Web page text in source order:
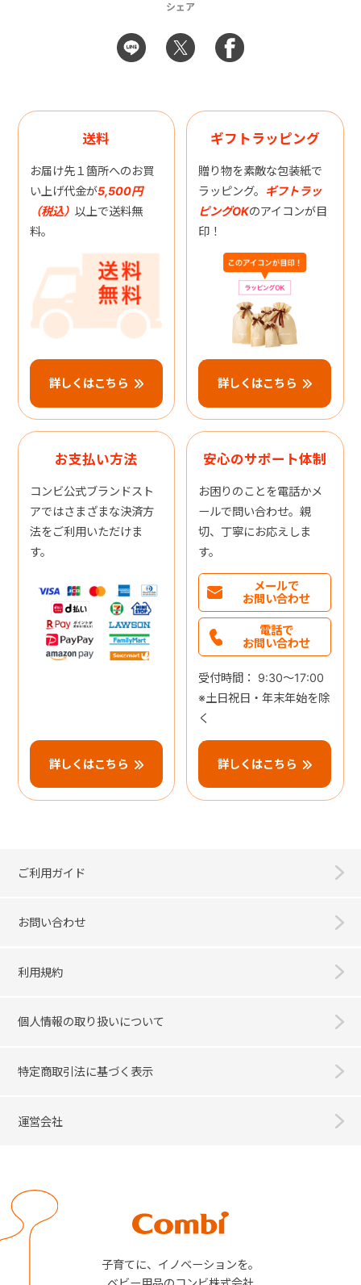
シェア
送料
お届け先１箇所へのお買
い上げ代金が5,500円
（税込） 以上で送料無
料。
詳しくはこちら
ギフトラッピング
贈り物を素敵な包装紙で
ラッピング。 ギフトラッ
ピングOKのアイコンが目
印！
詳しくはこちら
お支払い方法
コンビ公式ブランドスト
アではさまざまな決済方
法をご利用いただけま
す。
詳しくはこちら
安心のサポート体制
お困りのことを電話かメ
ールで問い合わせ。親
切、丁寧にお応えしま
す。
メールで
お問い合わせ
電話で
お問い合わせ
受付時間： 9:30～17:00
※土日祝日・年末年始を除
く
詳しくはこちら
ご利用ガイド
お問い合わせ
利用規約
個人情報の取り扱いについて
特定商取引法に基づく表示
運営会社
子育てに、イノベーションを。